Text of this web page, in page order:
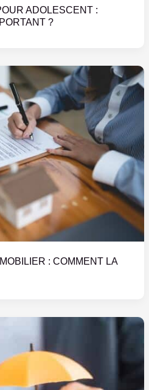
ADOLESCENT :
?
: COMMENT LA